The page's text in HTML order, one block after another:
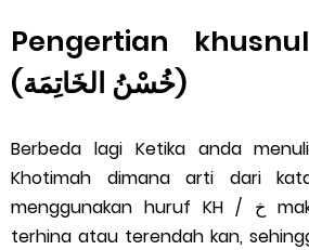
Pengertian
(خُسْنُ الخَاتِمَة)
Berbeda lagi Ketika anda
Khotimah dimana arti dari
menggunakan huruf KH / خ maka mempunyai arti
terhina atau terendah kan,